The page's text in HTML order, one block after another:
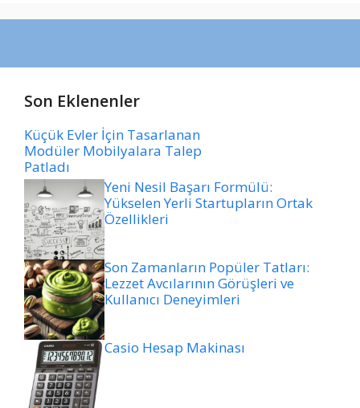
Son Eklenenler
Küçük Evler İçin Tasarlanan
Modüler Mobilyalara Talep
Patladı
Yeni Nesil Başarı Formülü:
Yükselen Yerli Startupların Ortak
Özellikleri
Son Zamanların Popüler Tatları:
Lezzet Avcılarının Görüşleri ve
Kullanıcı Deneyimleri
Casio Hesap Makinası